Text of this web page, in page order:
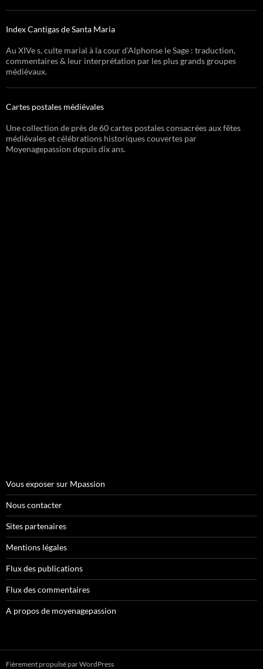
Index Cantigas de Santa Maria
Au XIVe s, culte marial à la cour d’Alphonse le Sage : traduction,
commentaires & leur interprétation par les plus grands groupes
médiévaux.
Cartes postales médiévales
Une collection de près de 60 cartes postales consacrées aux fêtes
médiévales et célébrations historiques couvertes par
Moyenagepassion depuis dix ans.
Vous exposer sur Mpassion
Nous contacter
Sites partenaires
Mentions légales
Flux des publications
Flux des commentaires
A propos de moyenagepassion
Fièrement propulsé par WordPress